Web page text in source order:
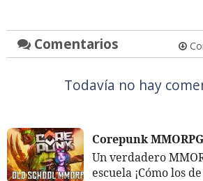
Comentarios
Todavía no hay
Corepunk MMORPG
Un verdadero
escuela ¡Cómo los